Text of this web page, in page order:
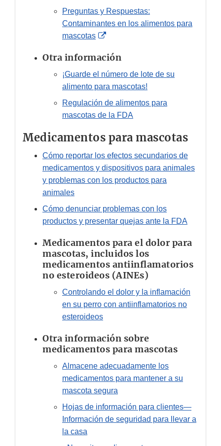
Preguntas y Respuestas:
Contaminantes en los alimentos para
mascotas
External
Disclaimer
Otra información
¡Guarde el número de lote de su
alimento para mascotas!
Regulación de alimentos para
mascotas de la FDA
Medicamentos para mascotas
Cómo reportar los efectos secundarios de
medicamentos y dispositivos para animales
y problemas con los productos para
animales
Cómo denunciar problemas con los
productos y presentar quejas ante la FDA
Medicamentos para el dolor para
mascotas, incluidos los
medicamentos antiinflamatorios
no esteroideos (AINEs)
Controlando el dolor y la inflamación
en su perro con antiinflamatorios no
esteroideos
Otra información sobre
medicamentos para mascotas
Almacene adecuadamente los
medicamentos para mantener a su
mascota segura
Hojas de información para clientes—
Información de seguridad para llevar a
la casa